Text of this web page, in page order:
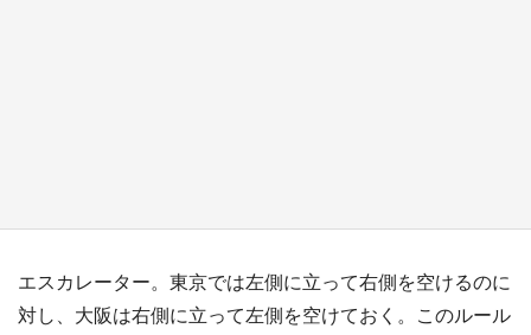
エスカレーター。東京では左側に立って右側を空けるのに
対し、大阪は右側に立って左側を空けておく。このルール